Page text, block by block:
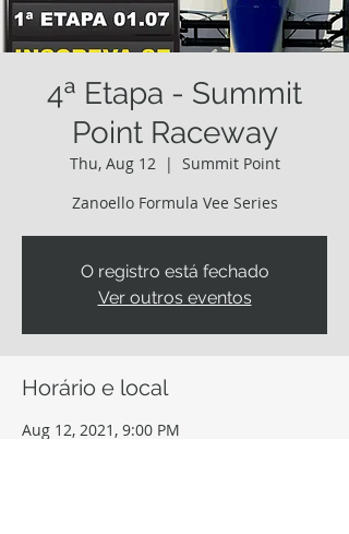
4ª Etapa - Summit
Point Raceway
Thu, Aug 12
  |
Summit Point
Zanoello Formula Vee Series
O registro está fechado
Ver outros eventos
Horário e local
Aug 12, 2021, 9:00 PM